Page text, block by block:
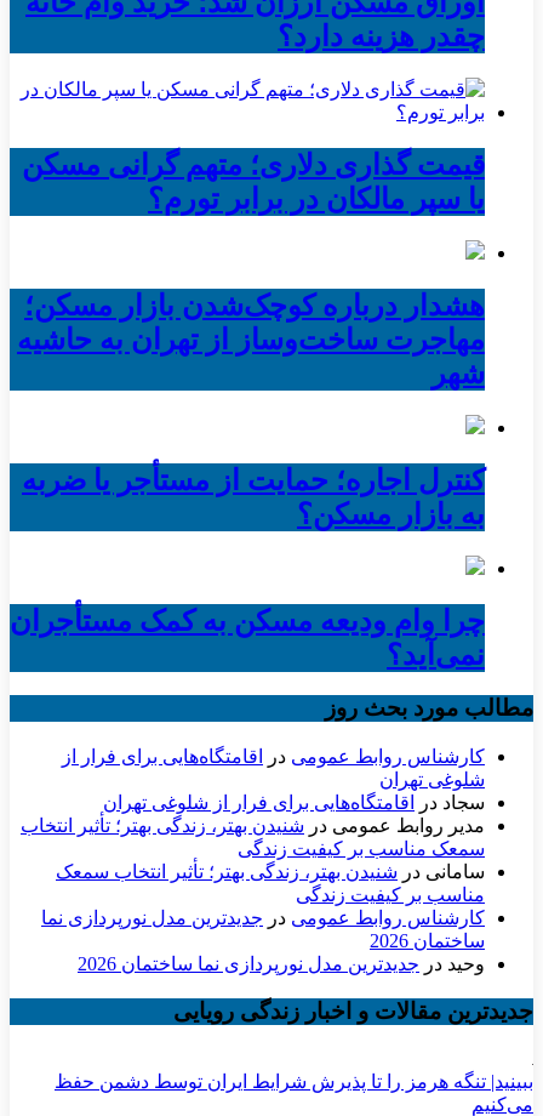
چقدر هزینه دارد؟
قیمت گذاری دلاری؛ متهم گرانی مسکن
یا سپر مالکان در برابر تورم؟
هشدار درباره کوچک‌شدن بازار مسکن؛
مهاجرت ساخت‌وساز از تهران به حاشیه‌
شهر
کنترل اجاره؛ حمایت از مستأجر یا ضربه
به بازار مسکن؟
چرا وام ودیعه مسکن به کمک مستأجران
نمی‌آید؟
مطالب مورد بحث روز
کارشناس روابط عمومی در
اقامتگاه‌هایی برای فرار از
شلوغی تهران
سجاد در
اقامتگاه‌هایی برای فرار از شلوغی تهران
مدیر روابط عمومی در شنیدن بهتر، زندگی بهتر؛ تأثیر انتخاب
سمعک مناسب بر کیفیت زندگی
سامانی در شنیدن بهتر، زندگی بهتر؛ تأثیر انتخاب سمعک
مناسب بر کیفیت زندگی
کارشناس روابط عمومی در جدیدترین مدل نورپردازی نما
ساختمان 2026
وحید در جدیدترین مدل نورپردازی نما ساختمان 2026
جدیدترین مقالات و اخبار زندگی رویایی
ببینید| تنگه هرمز را تا پذیرش شرایط ایران توسط دشمن حفظ
می‌کنیم